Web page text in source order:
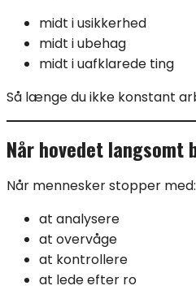
midt i usikkerhed
midt i ubehag
midt i uafklarede ting
Så længe du ikke konstant
Når hovedet langsomt
Når mennesker stopper med:
at analysere
at overvåge
at kontrollere
at lede efter ro